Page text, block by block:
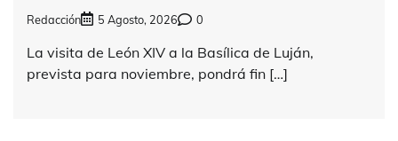
Redacción 5 Agosto, 2026 0
La visita de León XIV a la Basílica de Luján,
prevista para noviembre, pondrá fin […]